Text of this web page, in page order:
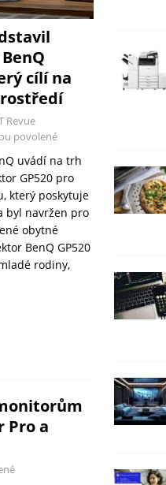
cílí na
Revue
povolené
uvádí na trh
GP520 pro
který poskytuje
byl navržen pro
obytné
BenQ GP520
rodiny,
Pro a